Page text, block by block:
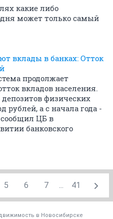
какие либо
может только самый
вклады в банках: Отток
продолжает
вкладов населения.
физических
рублей, а с начала года -
сообщил ЦБ в
банковского
5 6 7 ... 41
в Новосибирске